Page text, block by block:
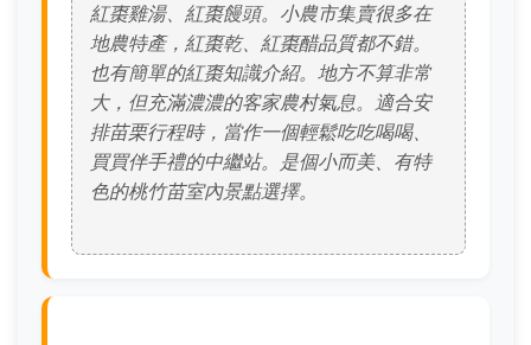
紅棗雞湯、紅棗饅頭。小農市集賣很多在
地農特產，紅棗乾、紅棗醋品質都不錯。
也有簡單的紅棗知識介紹。地方不算非常
大，但充滿濃濃的客家農村氣息。適合安
排苗栗行程時，當作一個輕鬆吃吃喝喝、
買買伴手禮的中繼站。是個小而美、有特
色的桃竹苗室內景點選擇。